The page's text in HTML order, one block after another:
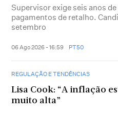
Supervisor exige seis anos
pagamentos de retalho.
setembro
06 Ago 2026 - 16:59 PT50
REGULAÇÃO E TENDÊNCIAS
Lisa Cook: “A inflação
muito alta”